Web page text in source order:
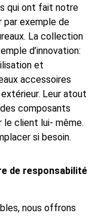
qui ont fait notre
par exemple de
La collection
d’innovation:
et
accessoires
Leur atout
composants
client lui- même.
si besoin.
de responsabilité
nous offrons